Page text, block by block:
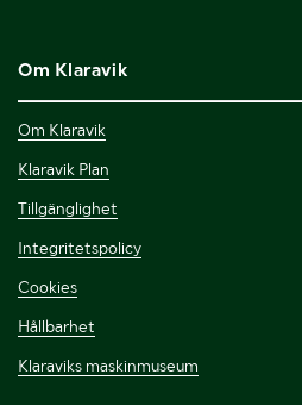
Om Klaravik
Om Klaravik
Klaravik Plan
Tillgänglighet
Integritetspolicy
Cookies
Hållbarhet
Klaraviks maskinmuseum